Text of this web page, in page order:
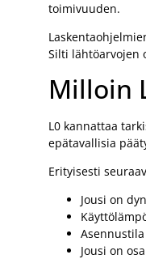
toimivuuden.
Silti lähtöarvojen
Milloin
L0 kannattaa
epätavallisia
Erityisesti
Jousi on
Jousi on